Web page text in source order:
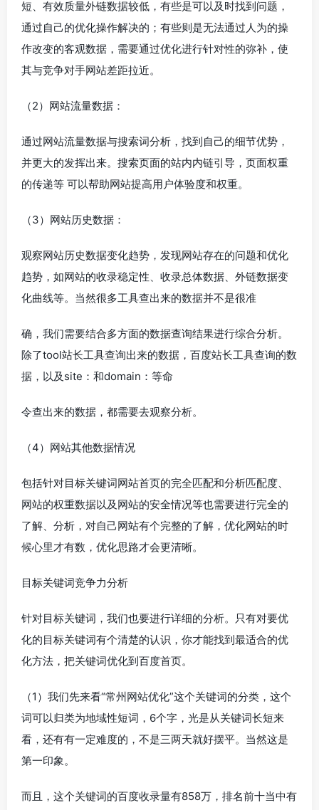
短、有效质量外链数据较低，有些是可以及时找到问题，
通过自己的优化操作解决的；有些则是无法通过人为的操
作改变的客观数据，需要通过优化进行针对性的弥补，使
其与竞争对手网站差距拉近。
（2）网站流量数据：
通过网站流量数据与搜索词分析，找到自己的细节优势，
并更大的发挥出来。搜索页面的站内内链引导，页面权重
的传递等 可以帮助网站提高用户体验度和权重。
（3）网站历史数据：
观察网站历史数据变化趋势，发现网站存在的问题和优化
趋势，如网站的收录稳定性、收录总体数据、外链数据变
化曲线等。当然很多工具查出来的数据并不是很准
确，我们需要结合多方面的数据查询结果进行综合分析。
除了tool站长工具查询出来的数据，百度站长工具查询的数
据，以及site：和domain：等命
令查出来的数据，都需要去观察分析。
（4）网站其他数据情况
包括针对目标关键词网站首页的完全匹配和分析匹配度、
网站的权重数据以及网站的安全情况等也需要进行完全的
了解、分析，对自己网站有个完整的了解，优化网站的时
候心里才有数，优化思路才会更清晰。
目标关键词竞争力分析
针对目标关键词，我们也要进行详细的分析。只有对要优
化的目标关键词有个清楚的认识，你才能找到最适合的优
化方法，把关键词优化到百度首页。
（1）我们先来看“常州网站优化”这个关键词的分类，这个
词可以归类为地域性短词，6个字，光是从关键词长短来
看，还有有一定难度的，不是三两天就好摆平。当然这是
第一印象。
而且，这个关键词的百度收录量有858万，排名前十当中有